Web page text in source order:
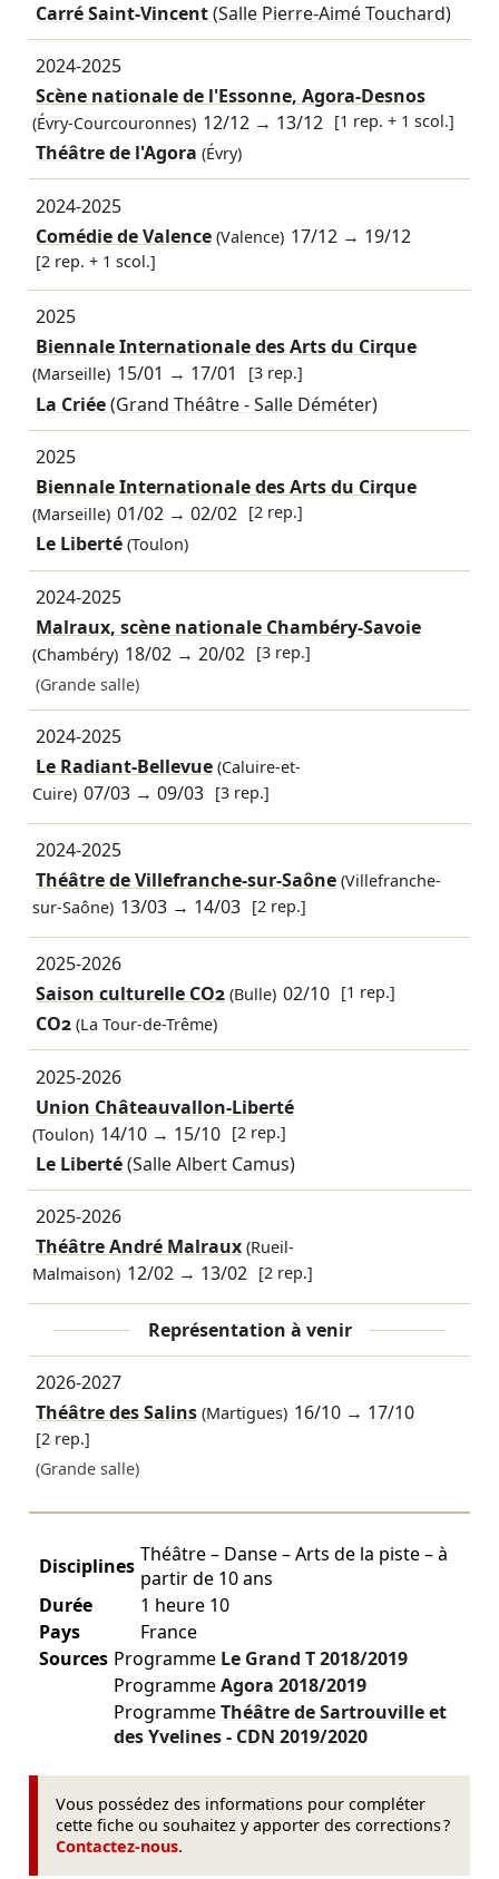
Carré Saint-Vincent(Salle Pierre-Aimé Touchard)
2024-2025
Scène nationale de l'Essonne, Agora-Desnos
(Évry-Courcouronnes) 12/12 → 13/12 [1 rep. + 1 scol.]
Théâtre de l'Agora (Évry)
2024-2025
Comédie de Valence(Valence) 17/12 → 19/12
[2 rep. + 1 scol.]
2025
Biennale Internationale des Arts du Cirque
(Marseille) 15/01 → 17/01 [3 rep.]
La Criée(Grand Théâtre - Salle Déméter)
2025
Biennale Internationale des Arts du Cirque
(Marseille) 01/02 →02/02 [2 rep.]
Le Liberté (Toulon)
2024-2025
Malraux, scène nationale Chambéry-Savoie
(Chambéry) 18/02 →20/02 [3 rep.]
(Grande salle)
2024-2025
Le Radiant-Bellevue(Caluire-et-
Cuire) 07/03 →09/03 [3 rep.]
2024-2025
Théâtre de Villefranche-sur-Saône(Villefranche-
sur-Saône) 13/03 → 14/03 [2 rep.]
2025-2026
Saison culturelle CO2(Bulle) 02/10 [1 rep.]
CO2 (La Tour-de-Trême)
2025-2026
Union Châteauvallon-Liberté
(Toulon) 14/10 → 15/10 [2 rep.]
Le Liberté(Salle Albert Camus)
2025-2026
Théâtre André Malraux(Rueil-
Malmaison) 12/02 → 13/02 [2 rep.]
Représentation à venir
2026-2027
Théâtre des Salins(Martigues) 16/10 → 17/10
[2 rep.]
(Grande salle)
Disciplines Théâtre – Danse – Arts de la piste – à
partir de 10 ans
Durée
1 heure 10
Pays
France
Sources Programme Le Grand T2018/2019
ProgrammeAgora 2018/2019
ProgrammeThéâtre de Sartrouville et
des Yvelines - CDN 2019/2020
Vous possédez des informations pour compléter
cette fiche ou souhaitez y apporter des corrections ?
Contactez-nous.